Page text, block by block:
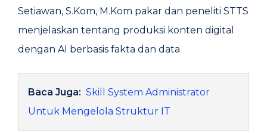
Setiawan, S.Kom, M.Kom pakar dan peneliti STTS
menjelaskan tentang produksi konten digital
dengan AI berbasis fakta dan data
Baca Juga: Skill System Administrator
Untuk Mengelola Struktur IT